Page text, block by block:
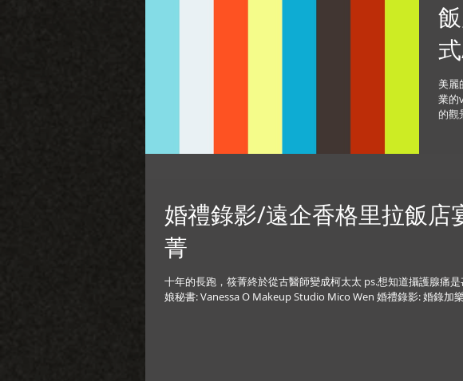
美麗
業的
的觀
婚禮錄影/遠企香格里拉飯
菁
十年的長跑，筱菁終於從古醫師變成柯太太 ps.想知道攝護腺痛是甚麼表情，請看專業醫師表演 婚禮攝影: Sean Yen 新